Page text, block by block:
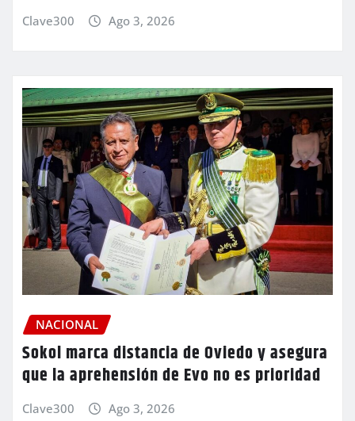
Clave300 Ago 3, 2026
NACIONAL
Sokol marca distancia de Oviedo y asegura
que la aprehensión de Evo no es prioridad
Clave300 Ago 3, 2026